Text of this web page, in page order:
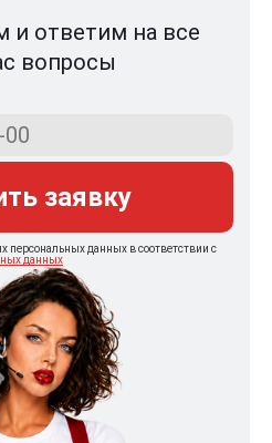
и ответим на все
вопросы
заявку
персональных данных в соответствии с
данных